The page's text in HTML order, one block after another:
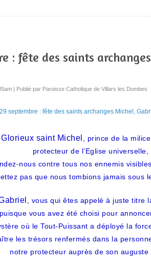
: fête des saints
| Publié par Paroisse Catholique de Villars les Dombes
Glorieux saint Miche
, prince de la
protecteur de l’Eglise universelle,
nous contre tous nos ennemis
pas que nous tombions jamais sous
, vous qui êtes appelé à juste titre
puisque vous avez été choisi pour
où le Tout-Puissant a déployé la
les trésors renfermés dans la
notre protecteur auprès de son auguste